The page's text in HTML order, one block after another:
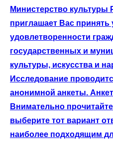
Министерство культуры
приглашает Вас принять
удовлетворенности
государственных и
культуры, искусства и
Исследование
анонимной анкеты.
Внимательно
выберите тот вариант
наиболее подходящим